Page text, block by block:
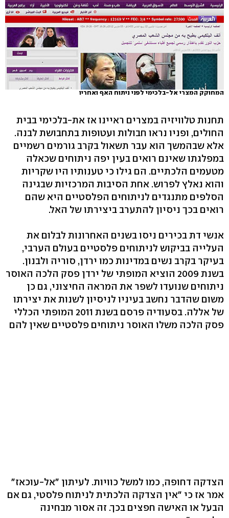
המחוקק המצרי אל-בלכימי לפני ניתוח האף ואחריו
תחנות טלוויזיה במצרים ראיינו אז את-בלכימי בבית
החולים, ופניו נראו חבולות ועטופות בתחבושת לבנה.
אלא שבהמשך הוא עבר תשאול בקרב גורמים רשמיים
במפלגתו שאינם רואים בעין יפה ניתוחים שכאלה
מטעמים הלכתיים. הם גילו כי טענותיו היו שקריות
והוא נאלץ לפרוש. אחת הסיבות המרכזיות שבגינה
הסלפים מתנגדים לניתוחים הפלסטיים היא שהם
רואים בכך ניסיון להתערב ביצירתו של האל.
אנשי דת בכירים ניסו בשנים האחרונות לבלום את
העלייה בביקוש לניתוחים פלסטיים בעולם הערבי,
בעיקר בקרב נשים במדינות כמו ירדן, סוריה ולבנון.
בשנת 2009 הוציא המופתי של ירדן פסק הלכה האוסר
ניתוחים שנועדו לשפר את המראה החיצוני, גם כן
משום שהדבר נחשב בעיניו לניסיון לשנות את יצירתו
של אללה. בסעודיה פרסם בשנת 2011 המופתי הכללי
פסק הלכה משלו האוסר ניתוחים פלסטיים שאין להם
הצדקה דחופה, כמו למשל כוויות. לעיתון "אל-עוכאז"
אמר אז כי "אין הצדקה הלכתית לניתוח פלסטי, גם אם
הבעל או האישה חפצים בכך. זה אסור מבחינה